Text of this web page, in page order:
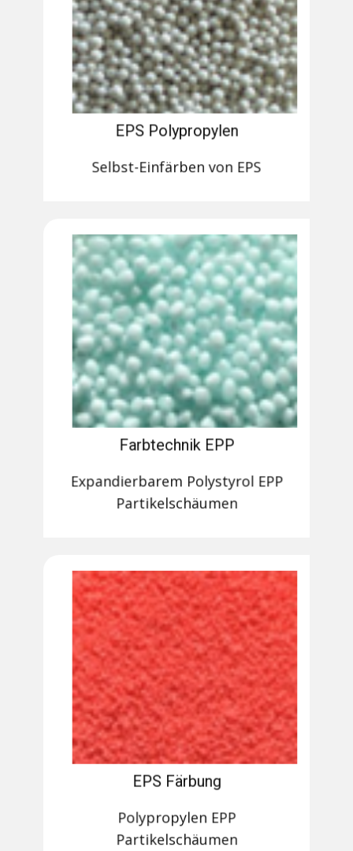
EPS Polypropylen
Selbst-Einfärben von EPS
Farbtechnik EPP
Expandierbarem Polystyrol EPP
Partikelschäumen
EPS Färbung
Polypropylen EPP
Partikelschäumen